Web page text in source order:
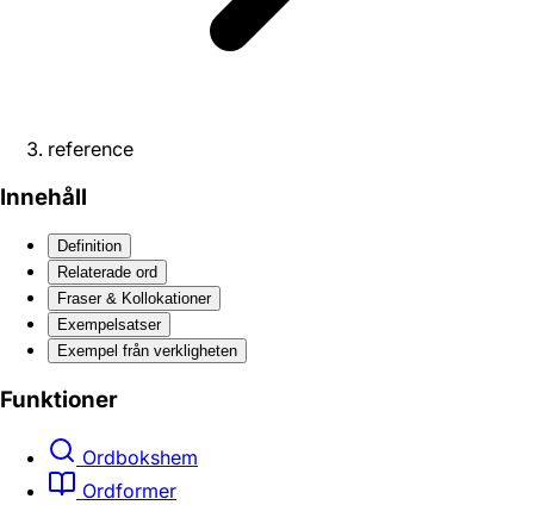
reference
Innehåll
Definition
Relaterade ord
Fraser & Kollokationer
Exempelsatser
Exempel från verkligheten
Funktioner
Ordbokshem
Ordformer